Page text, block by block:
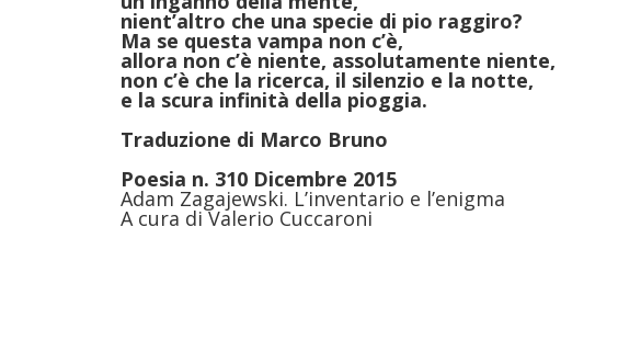
nient’altro che una specie di pio raggiro?
Ma se questa vampa non c’è,
allora non c’è niente, assolutamente niente,
non c’è che la ricerca, il silenzio e la notte,
e la scura infinità della pioggia.
Traduzione di Marco Bruno
Poesia n. 310 Dicembre 2015
Adam Zagajewski. L’inventario e l’enigma
A cura di Valerio Cuccaroni